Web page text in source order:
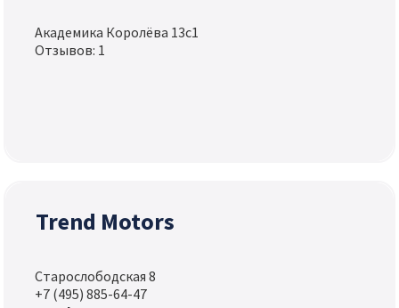
Академика Королёва 13с1
Отзывов: 1
Trend Motors
Старослободская 8
+7 (495) 885-64-47